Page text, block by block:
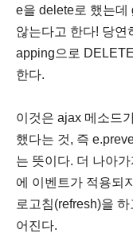
e을 delete로 했는데
않는다고 한다! 당연
apping으로
한다.
이것은 ajax 메소드
했다는 것, 즉
는 뜻이다. 더 나아
에 이벤트가 적용되
로고침(refresh)을
어진다.